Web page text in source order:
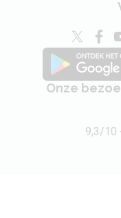
Onze
9,3/10